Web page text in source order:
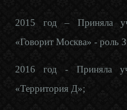
2015 год – Приняла
«Говорит Москва» - роль
2016 год - Приняла
«Территория Д»;